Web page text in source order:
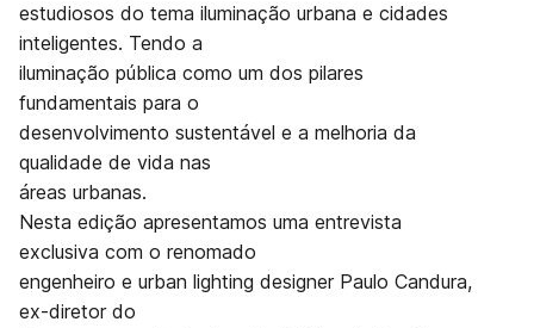
estudiosos do tema iluminação urbana e cidades
inteligentes. Tendo a
iluminação pública como um dos pilares
fundamentais para o
desenvolvimento sustentável e a melhoria da
qualidade de vida nas
áreas urbanas.
Nesta edição apresentamos uma entrevista
exclusiva com o renomado
engenheiro e urban lighting designer Paulo Candura,
ex-diretor do